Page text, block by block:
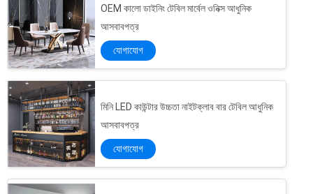
OEM কালো ডাইনিং টেবিল মার্বেল ওনিক্স আধুনিক
আসবাবপত্র
যোগাযোগ
মিনি LED কাউন্টার উচ্চতা নাইটক্লাব বার টেবিল আধুনিক
আসবাবপত্র
যোগাযোগ